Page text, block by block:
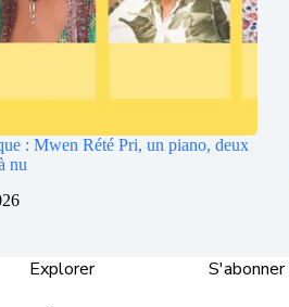
: Mwen Rété Pri, un piano, deux
nu
Explorer S'abonner